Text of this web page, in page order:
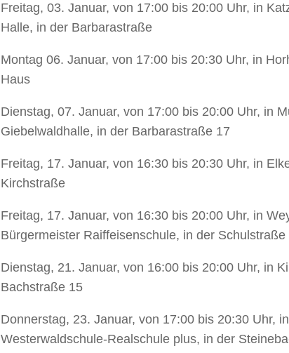
Freitag, 03. Januar, von 17:00 bis 20:00 Uhr, in
Halle, in der Barbarastraße
Montag 06. Januar, von 17:00 bis 20:30 Uhr, in
Haus
Dienstag, 07. Januar, von 17:00 bis 20:00 Uhr, in
Giebelwaldhalle, in der Barbarastraße 17
Freitag, 17. Januar, von 16:30 bis 20:30 Uhr, in
Kirchstraße
Freitag, 17. Januar, von 16:30 bis 20:00 Uhr, in
Bürgermeister Raiffeisenschule, in der Schulstraße
Dienstag, 21. Januar, von 16:00 bis 20:00 Uhr, in
Bachstraße 15
Donnerstag, 23. Januar, von 17:00 bis 20:30 Uhr,
Westerwaldschule-Realschule plus, in der